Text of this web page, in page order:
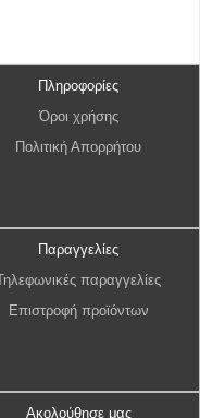
Πληροφορίες
Όροι χρήσης
Πολιτική Απορρήτου
Παραγγελίες
παραγγελίες
Επιστροφή προϊόντων
Ακολούθησε μας